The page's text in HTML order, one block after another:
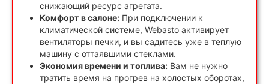
снижающий ресурс агрегата.
Комфорт в салоне: При подключении к
климатической системе, Webasto активирует
вентиляторы печки, и вы садитесь уже в теплую
машину с оттаявшими стеклами.
Экономия времени и топлива: Вам не нужно
тратить время на прогрев на холостых оборотах,